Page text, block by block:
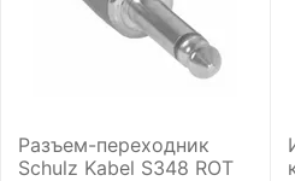
Разъем-переходник
Schulz Kabel S348 ROT